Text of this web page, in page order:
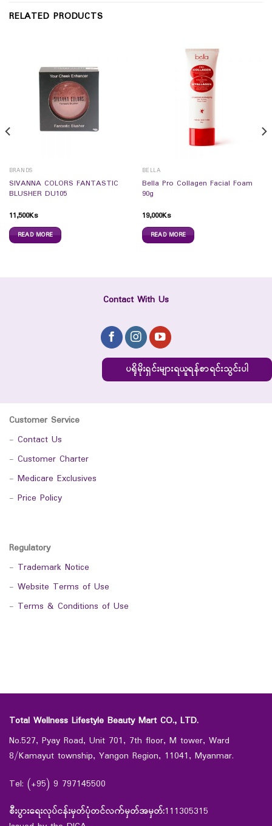
RELATED PRODUCTS
BRANDS
SIVANNA COLORS FANTASTIC
BLUSHER DU105
11,500Ks
READ MORE
BELLA
Bella Pro Collagen Facial Foam
90g
19,000Ks
READ MORE
Contact With Us
ပရိုမိုးရှင်းများရယူရန်စာရင်းသွင်းပါ
Customer Service
- Contact Us
- Customer Charter
- Medicare Exclusives
- Price Policy
Regulatory
- Trademark Notice
- Website Terms of Use
- Terms & Conditions of Use
Total Wellness Lifestyle Beauty Mart CO., LTD.
No.527, Pyay Road, Unit 701, 7th floor, M tower, Ward
8/Kamayut township, Yangon Region, 11041, Myanmar.
Tel: (+95) 9 797145500
စီးပွားရေးလုပ်ငန်းမှတ်ပုံတင်လက်မှတ်အမှတ်:111305315